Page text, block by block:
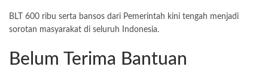
BLT 600 ribu serta bansos dari Pemerintah kini tengah menjadi
sorotan masyarakat di seluruh Indonesia.
Belum Terima Bantuan